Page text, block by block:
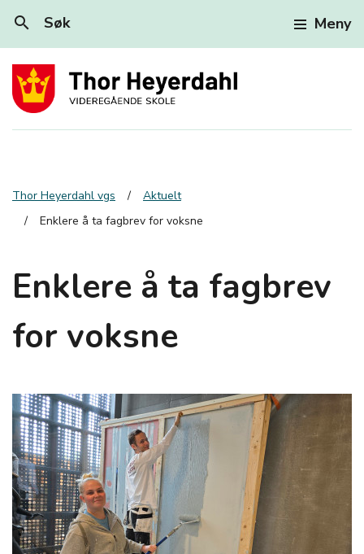
search Søk Meny
Thor Heyerdahl vgs
Aktuelt
Enklere å ta fagbrev for voksne
Enklere å ta fagbrev
for voksne